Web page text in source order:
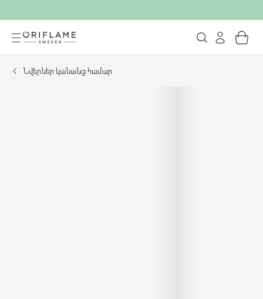
Նվերներ կանանց համար